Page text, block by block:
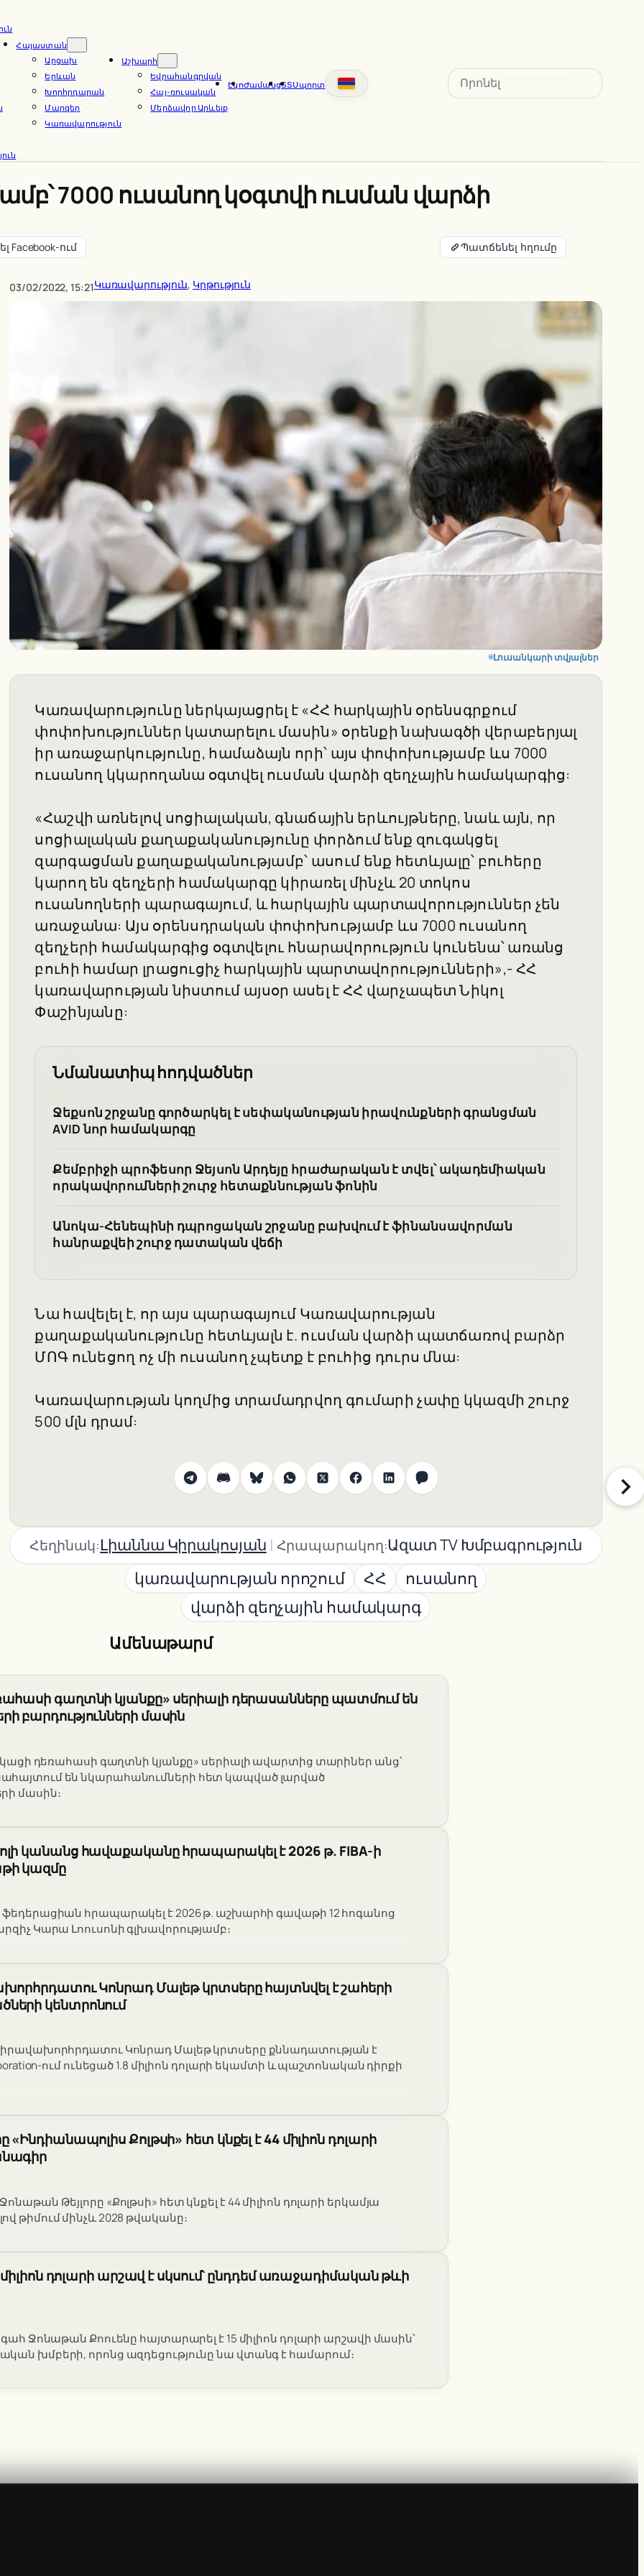
Հայաստան
Արցախ
Երևան
Խորհրդարան
Մարզեր
Կառավարություն
Աշխարհ
Եվրահանգրվան
Հայ-ռուսական
Մերձավոր Արևելք
ԷկոԺամանցՏՏՍպորտ
Search
7000 ուսանող կօգտվի ուսման վարձի
Facebook-ում Պատճենել հղումը
03/02/2022, 15:21Կառավարություն, Կրթություն
Լուսանկարի տվյալներ
Կառավարությունը ներկայացրել է «ՀՀ հարկային օրենսգրքում
փոփոխություններ կատարելու մասին» օրենքի նախագծի վերաբերյալ
իր առաջարկությունը, համաձայն որի՝ այս փոփոխությամբ ևս 7000
ուսանող կկարողանա օգտվել ուսման վարձի զեղչային համակարգից:
«Հաշվի առնելով սոցիալական, գնաճային երևույթները, նաև այն, որ
սոցիալական քաղաքականությունը փորձում ենք զուգակցել
զարգացման քաղաքականությամբ՝ ասում ենք հետևյալը՝ բուհերը
կարող են զեղչերի համակարգը կիրառել մինչև 20 տոկոս
ուսանողների պարագայում, և հարկային պարտավորություններ չեն
առաջանա: Այս օրենսդրական փոփոխությամբ ևս 7000 ուսանող
զեղչերի համակարգից օգտվելու հնարավորություն կունենա՝ առանց
բուհի համար լրացուցիչ հարկային պարտավորությունների»,- ՀՀ
կառավարության նիստում այսօր ասել է ՀՀ վարչապետ Նիկոլ
Փաշինյանը:
Նմանատիպ հոդվածներ
Ջեքսոն շրջանը գործարկել է սեփականության իրավունքների գրանցման
AVID նոր համակարգը
Քեմբրիջի պրոֆեսոր Ջեյսոն Արդեյը հրաժարական է տվել՝ ակադեմիական
որակավորումների շուրջ հետաքննության ֆոնին
Անոկա-Հենեպինի դպրոցական շրջանը բախվում է ֆինանսավորման
հանրաքվեի շուրջ դատական վեճի
Նա հավելել է, որ այս պարագայում Կառավարության
քաղաքականությունը հետևյալն է. ուսման վարձի պատճառով բարձր
ՄՈԳ ունեցող ոչ մի ուսանող չպետք է բուհից դուրս մնա:
Կառավարության կողմից տրամադրվող գումարի չափը կկազմի շուրջ
500 մլն դրամ:
Հեղինակ:Լիաննա Կիրակոսյան | Հրապարակող:Ազատ TV Խմբագրություն
կառավարության որոշում ՀՀ
ուսանող
վարձի զեղչային համակարգ
Ամենաթարմ
գաղտնի կյանքը» սերիալի դերասանները պատմում են
բարդությունների մասին
դեռահասի գաղտնի կյանքը» սերիալի ավարտից տարիներ անց՝
են նկարահանումների հետ կապված լարված
մասին։
կանանց հավաքականը հրապարակել է 2026 թ. FIBA-ի
կազմը
հրապարակել է 2026 թ. աշխարհի գավաթի 12 հոգանոց
Կարա Լոուսոնի գլխավորությամբ։
Կոնրադ Մալեթ կրտսերը հայտնվել է շահերի
կենտրոնում
իրավախորհրդատու Կոնրադ Մալեթ կրտսերը քննադատության է
ում ունեցած 1.8 միլիոն դոլարի եկամտի և պաշտոնական դիրքի
«Ինդիանապոլիս Քոլթսի» հետ կնքել է 44 միլիոն դոլարի
Թեյլորը «Քոլթսի» հետ կնքել է 44 միլիոն դոլարի երկամյա
թիմում մինչև 2028 թվականը։
միլիոն դոլարի արշավ է սկսում՝ ընդդեմ առաջադիմական թևի
Ջոնաթան Քոուենը հայտարարել է 15 միլիոն դոլարի արշավի մասին՝
խմբերի, որոնց ազդեցությունը նա վտանգ է համարում։